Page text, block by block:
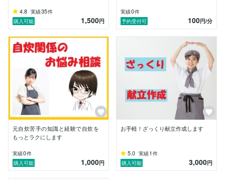
・作り置きや切り置き
サービス実績（2025年4月8日時点）
・栄養・食事相談：29件
・献立作成：59週間分
・レシピ作成：40品
・栄養計算：181品
・記事執筆・監修：61件
・コンテンツ販売：9件
・その他：11件
提供サービスについて見直しを行い現在は基本的に自炊
関連サービスのみの提供とさせていただいております。
※献立作成ソフトは解約済みのため、厳密な栄養計算を
伴う献立作成は対応しておりません。
4.8 実績35件
購入可能
1,500円
実績0件
予約受付可
100円/分
元自炊苦手の知識と経験で自炊を
もっとラクにします
実績0件
購入可能
1,000円
お手軽！ざっくり献立作成します
5.0 実績1 件
購入可能
3,000円